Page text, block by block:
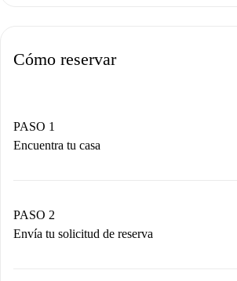
Cómo reservar
PASO 1
Encuentra tu casa
Tienes toda la información necesaria
PASO 2
Envía tu solicitud de reserva